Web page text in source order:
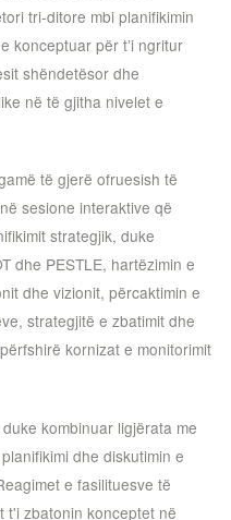
tri-ditore mbi planifikimin
konceptuar për t’i ngritur
shëndetësor dhe
në të gjitha nivelet e
të gjerë ofruesish të
sesione interaktive që
strategjik, duke
dhe PESTLE, hartëzimin e
dhe vizionit, përcaktimin e
strategjitë e zbatimit dhe
kornizat e monitorimit
kombinuar ligjërata me
dhe diskutimin e
e fasilituesve të
t'i zbatonin konceptet në